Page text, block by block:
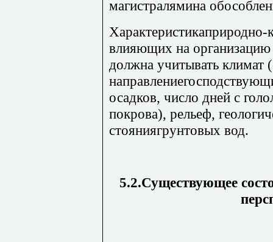
магистралямина
влияющих на организацию
должна учитывать климат
осадков, число дней с
покрова), рельеф,
стояниягрунтовых вод.
5.2.Существующее